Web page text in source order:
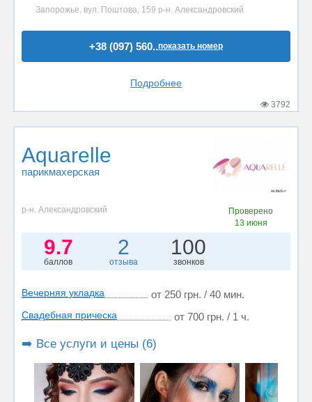
Запорожье, вул. Поштова, 159 р-н. Александровский
+38 (097) 560..показать номер
Подробнее
3792
Aquarelle
парикмахерская
р-н. Александровский
Проверено
13 июня
9.7
баллов
2
отзыва
100
звонков
Вечерняя укладка от 250 грн. / 40 мин.
Свадебная прическа от 700 грн. / 1 ч.
➡️ Все услуги и цены (6)